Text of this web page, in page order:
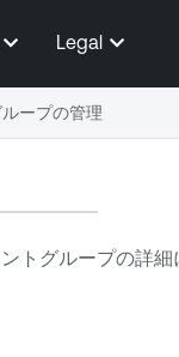
Legal
トグループの詳細
ープの管理